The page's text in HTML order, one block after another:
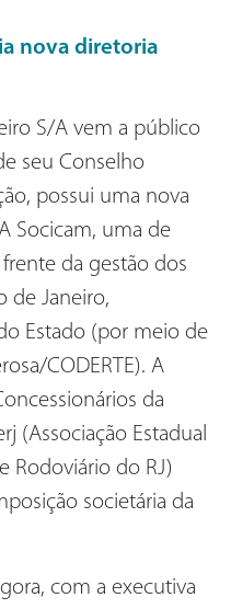
nova diretoria
S/A vem a público
seu Conselho
possui uma nova
Socicam, uma de
da gestão dos
de Janeiro,
Estado (por meio de
CODERTE). A
da
(Associação Estadual
Rodoviário do RJ)
societária da
com a executiva